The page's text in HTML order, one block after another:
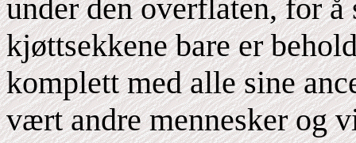
under den overflaten, for
kjøttsekkene bare er
komplett med alle sine
vært andre mennesker og